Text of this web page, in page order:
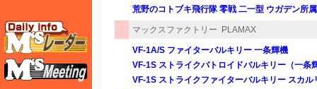
荒野のコトブキ飛行隊 零戦 二一型 ウガデン所
マックスファクトリー PLAMAX
VF-1A/S ファイターバルキリー 一条輝機
VF-1S ストライクバトロイドバルキリー（一条
VF-1S ストライクファイターバルキリー スカ
エムズレーダー
エムズミーティング